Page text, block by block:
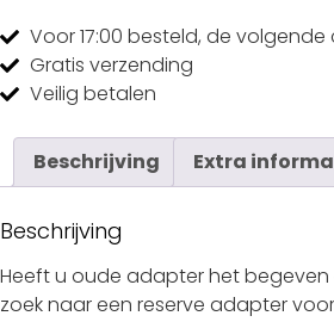
Voor 17:00 besteld, de volgende
Gratis verzending
Veilig betalen
Beschrijving Extra
Beschrijving
Heeft u oude adapter het
zoek naar een reserve adapter